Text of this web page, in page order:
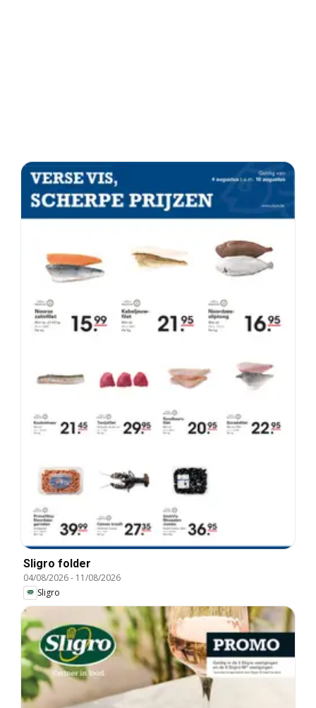
Sligro folder
04/08/2026- 11/08/2026
Sligro